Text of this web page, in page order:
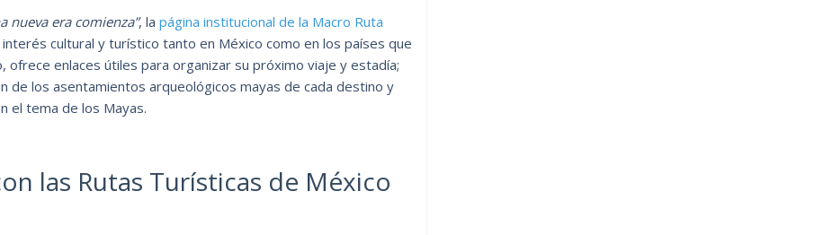
nueva era comienza”, la página institucional de la Macro Ruta
cultural y turístico tanto en México como en los países que
enlaces útiles para organizar su próximo viaje y estadía;
de los asentamientos arqueológicos mayas de cada destino y
el tema de los Mayas.
las Rutas Turísticas de México